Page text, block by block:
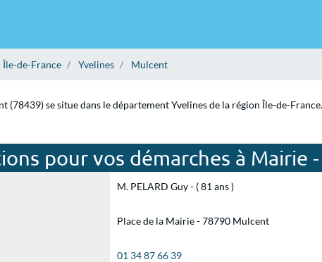
Île-de-France Yvelines Mulcent
(78439) se situe dans le département Yvelines de la région Île-de-
pour vos démarches à Mairie
M. PELARD Guy - ( 81 ans )
Place de la Mairie - 78790 Mulcent
01 34 87 66 39